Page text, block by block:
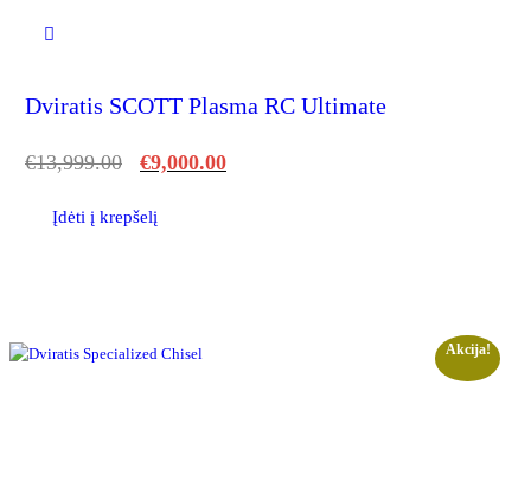
Dviratis SCOTT Plasma RC Ultimate
€13,999.00 €9,000.00
Įdėti į krepšelį
Akcija!